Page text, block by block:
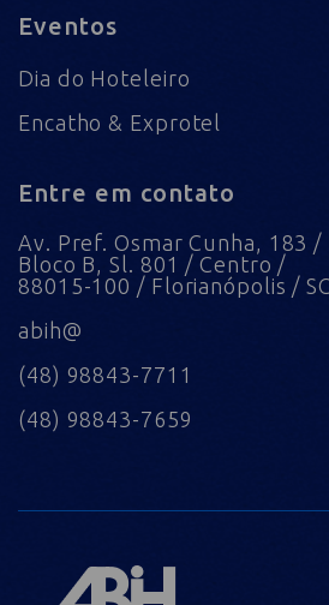
Eventos
Dia do Hoteleiro
Encatho & Exprotel
Entre em contato
Av. Pref. Osmar Cunha, 183 /
Bloco B, Sl. 801 / Centro /
88015-100 / Florianópolis / SC
abih@
(48) 98843-7711
(48) 98843-7659